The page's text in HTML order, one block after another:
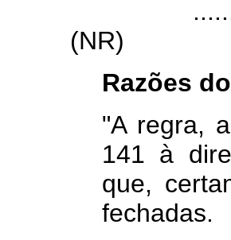
(NR)
Razões
"A regra,
141 à
que,
fechadas.